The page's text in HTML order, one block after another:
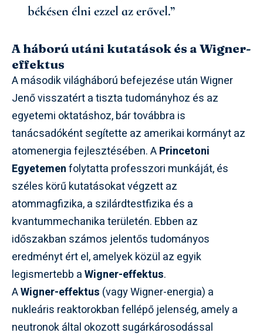
békésen élni ezzel az erővel.”
A háború utáni kutatások és a Wigner-
effektus
A második világháború befejezése után Wigner
Jenő visszatért a tiszta tudományhoz és az
egyetemi oktatáshoz, bár továbbra is
tanácsadóként segítette az amerikai kormányt az
atomenergia fejlesztésében. APrincetoni
Egyetemenfolytatta professzori munkáját, és
széles körű kutatásokat végzett az
atommagfizika, a szilárdtestfizika és a
kvantummechanika területén. Ebben az
időszakban számos jelentős tudományos
eredményt ért el, amelyek közül az egyik
legismertebb aWigner-effektus.
AWigner-effektus (vagy Wigner-energia) a
nukleáris reaktorokban fellépő jelenség, amely a
neutronok által okozott sugárkárosodással